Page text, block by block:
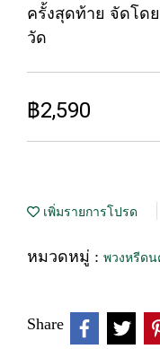
ครั้งสุดท้าย จัดโด
วัด
฿2,590
เพิ่มรายการโปรด
หมวดหมู่ : พวงหรีดน
Share